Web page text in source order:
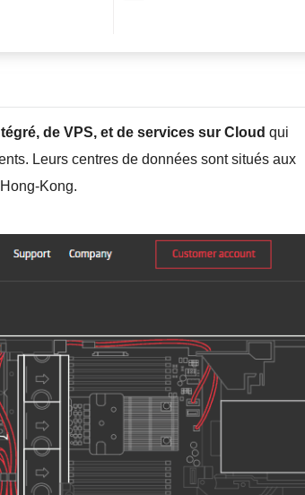
de VPS, et de services sur Cloud qui
Leurs centres de données sont situés aux
Kong.